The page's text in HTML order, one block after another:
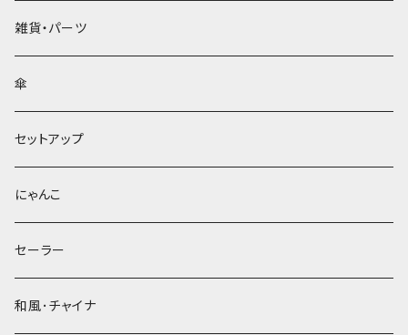
雑貨・パーツ
傘
セットアップ
にゃんこ
セーラー
和風･チャイナ